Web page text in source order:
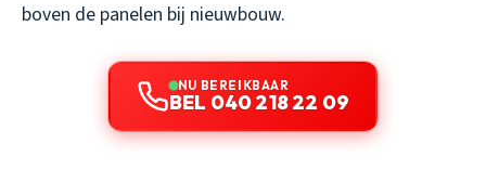
boven de panelen bij nieuwbouw.
NU BEREIKBAAR
BEL 040 218 22 09